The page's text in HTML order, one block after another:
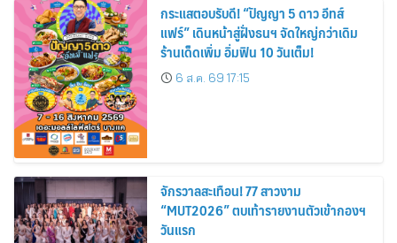
กระแสตอบรับดี! “ปัญญา 5 ดาว อีทส์
แฟร์” เดินหน้าสู่ฝั่งธนฯ จัดใหญ่กว่าเดิม
ร้านเด็ดเพิ่ม อิ่มฟิน 10 วันเต็ม!
6 ส.ค. 69 17:15
จักรวาลสะเทือน! 77 สาวงาม
“MUT2026” ตบเท้ารายงานตัวเข้ากองฯ
วันแรก